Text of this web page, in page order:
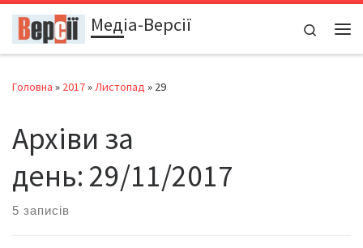
Перейти до вмістуМедіа-Версії
Search
Головна » 2017»Листопад » 29
Архіви за
день: 29/11/2017
5 записів